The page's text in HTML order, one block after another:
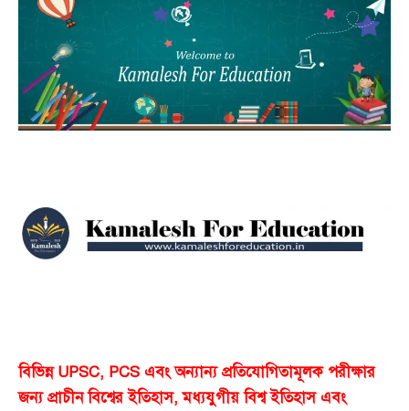
বিভিন্ন UPSC, PCS এবং অন্যান্য প্রতিযোগিতামূলক পরীক্ষার
জন্য প্রাচীন বিশ্বের ইতিহাস, মধ্যযুগীয় বিশ্ব ইতিহাস এবং